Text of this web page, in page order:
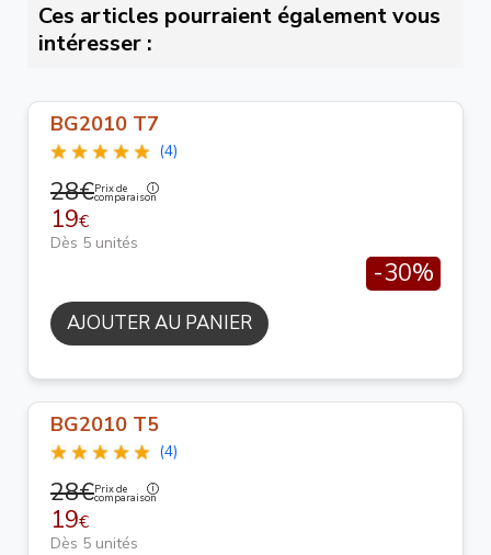
Ces articles pourraient également vous
intéresser :
BG2010 T7
(4)
28€Prix de
comparaison
19€
Dès 5 unités
-30%
AJOUTER AU PANIER
BG2010 T5
(4)
28€Prix de
comparaison
19€
Dès 5 unités